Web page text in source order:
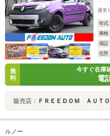
通常
年式
車検
保証
住所
無
料
今すぐ在庫
電
販売店： ＦＲＥＥＤＯＭ ＡＵＴＯ
ルノー